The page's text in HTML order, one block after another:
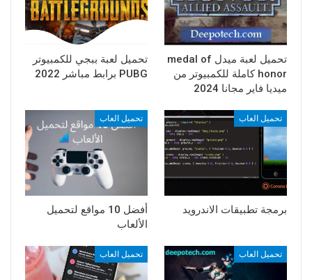
تحميل لعبة ميدل medal of
honor كاملة للكمبيوتر من
ميديا فاير مجانا 2024
تحميل لعبة ببجي للكمبيوتر
PUBG برابط مباشر 2022
تحميل العاب
برمجة تطبيقات الاندرويد
تحميل العاب
أفضل 10 مواقع لتحميل
الألعاب
تحميل العاب تحميل العاب